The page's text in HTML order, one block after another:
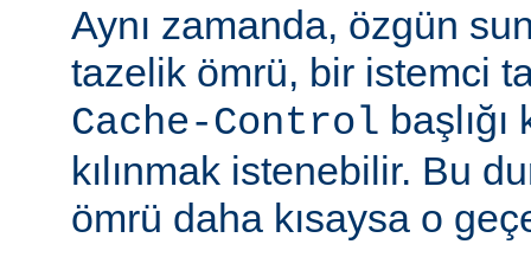
Aynı zamanda, özgün
tazelik ömrü, bir istemci
Cache-Control
kılınmak istenebilir. Bu
ömrü daha kısaysa o